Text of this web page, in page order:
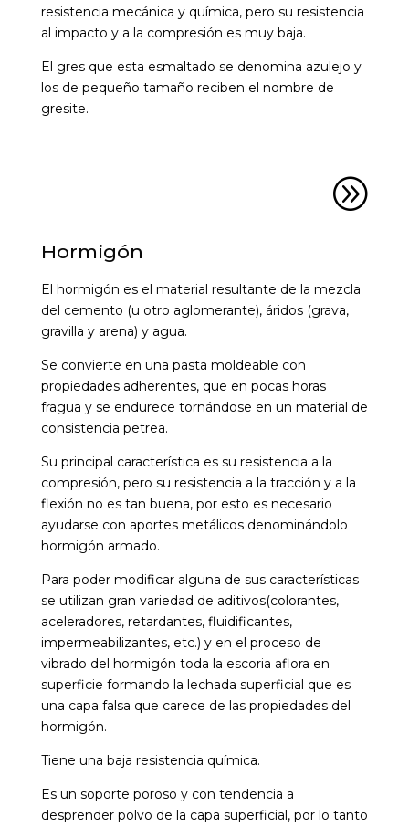
resistencia mecánica y química, pero su resistencia
al impacto y a la compresión es muy baja.
El gres que esta esmaltado se denomina azulejo y
los de pequeño tamaño reciben el nombre de
gresite.
A
Hormigón
El hormigón es el material resultante de la mezcla
del cemento (u otro aglomerante), áridos (grava,
gravilla y arena) y agua.
Se convierte en una pasta moldeable con
propiedades adherentes, que en pocas horas
fragua y se endurece tornándose en un material de
consistencia petrea.
Su principal característica es su resistencia a la
compresión, pero su resistencia a la tracción y a la
flexión no es tan buena, por esto es necesario
ayudarse con aportes metálicos denominándolo
hormigón armado.
Para poder modificar alguna de sus características
se utilizan gran variedad de aditivos(colorantes,
aceleradores, retardantes, fluidificantes,
impermeabilizantes, etc.) y en el proceso de
vibrado del hormigón toda la escoria aflora en
superficie formando la lechada superficial que es
una capa falsa que carece de las propiedades del
hormigón.
Tiene una baja resistencia química.
Es un soporte poroso y con tendencia a
desprender polvo de la capa superficial, por lo tanto